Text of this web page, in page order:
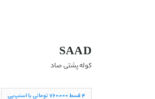
SAAD
کوله پشتی صاد
۴ قسط ۷۶۰,۰۰۰ تومانی با اسنپ‌پی